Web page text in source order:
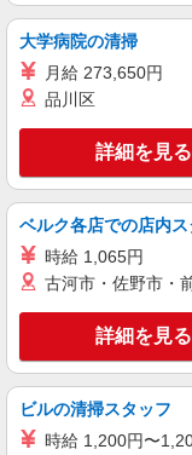
（規定あり）
+゜
い
紹介予定派遣
株式会社シエロ
【
販
給（規定
○
を紹
○。
キープ
派遣社員
株式会社シーエーセー
大学病院の清掃
月給 273,650円
品川区
詳細を見る
ベルク各店での店内ス
時給 1,065円
古河市・佐野市・
詳細を見る
ビルの清掃スタッフ
時給 1,200円〜